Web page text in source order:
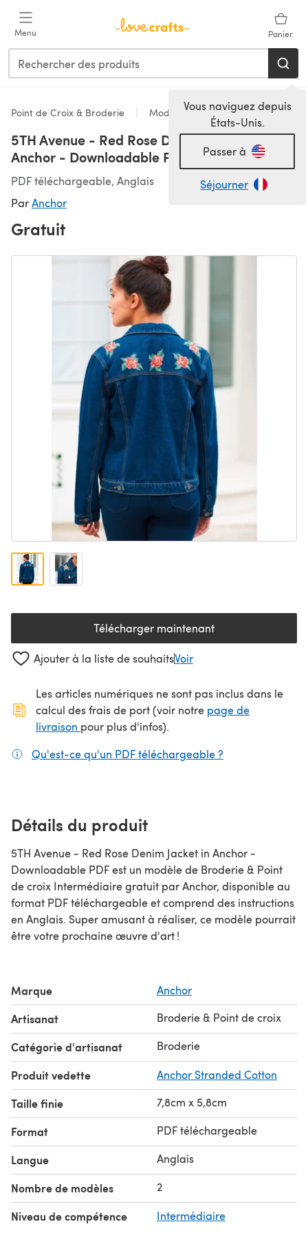
Menu Panier
Vous naviguez depuis
États-Unis.
Passer à
Séjourner
Point de Croix & Broderie Modèles
5TH Avenue - Red Rose Denim Jacket in
Anchor - Downloadable PDF
PDF téléchargeable, Anglais
ParAnchor
Gratuit
Télécharger maintenant(s'ouvre dans un nouvel
Ajouter à la liste de souhaitsVoir
Les articles numériques ne sont pas inclus dans le
calcul des frais de port (voir notre page de
livraison (s'ouvre dans un nouvel onglet)
pour plus d'infos).
Qu'est-ce qu'un PDF téléchargeable ?
Détails du produit
5TH Avenue - Red Rose Denim Jacket in Anchor -
Downloadable PDF est un modèle de Broderie & Point
de croix Intermédiaire gratuit par Anchor, disponible au
format PDF téléchargeable et comprend des instructions
en Anglais. Super amusant à réaliser, ce modèle pourrait
être votre prochaine œuvre d'art !
Marque Anchor
Artisanat Broderie & Point de croix
Catégorie d'artisanat Broderie
Produit vedette Anchor Stranded Cotton
Taille finie 7,8cm x 5,8cm
Format PDF téléchargeable
Langue Anglais
Nombre de modèles 2
Niveau de compétence Intermédiaire